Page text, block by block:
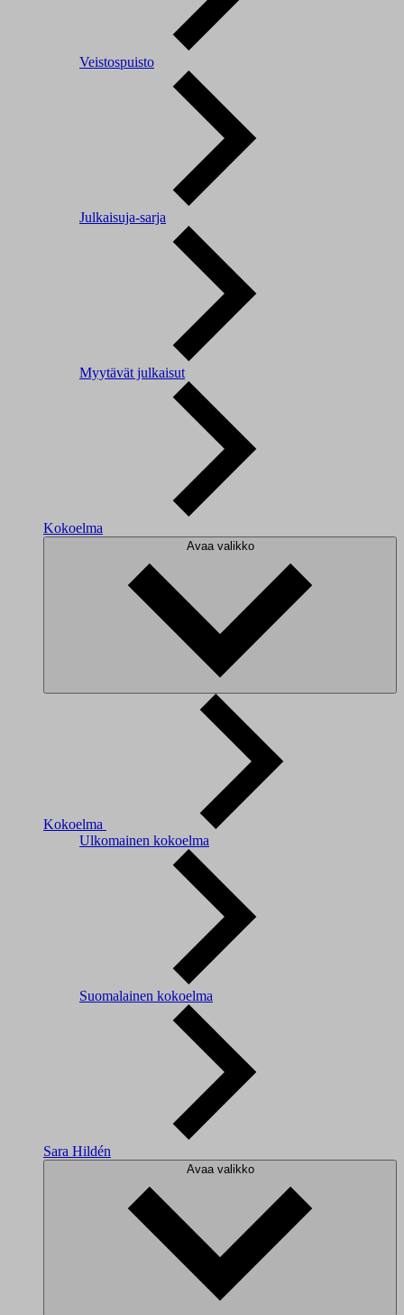
Veistospuisto
Julkaisuja-sarja
Myytävät julkaisut
Kokoelma
Avaa valikko
Kokoelma
Ulkomainen kokoelma
Suomalainen kokoelma
Sara Hildén
Avaa valikko